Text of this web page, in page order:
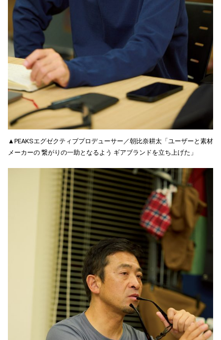
▲PEAKSエグゼクティブプロデューサー／朝比奈耕太「ユーザーと素材
メーカーの 繋がりの一助となるよう ギアブランドを立ち上げた」